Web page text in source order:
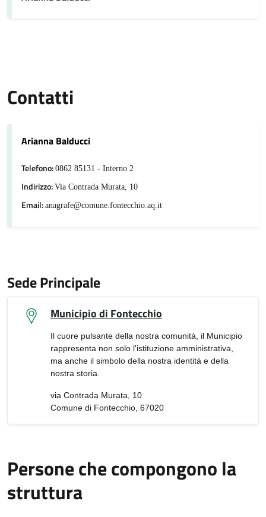
Contatti
Arianna Balducci
Telefono:0862 85131 - Interno 2
Indirizzo:Via Contrada Murata, 10
Email:anagrafe@comune.fontecchio.aq.it
Sede Principale
Municipio di Fontecchio
Il cuore pulsante della nostra comunità, il Municipio
rappresenta non solo l'istituzione amministrativa,
ma anche il simbolo della nostra identità e della
nostra storia.
via Contrada Murata, 10
Comune di Fontecchio, 67020
Persone che compongono la
struttura